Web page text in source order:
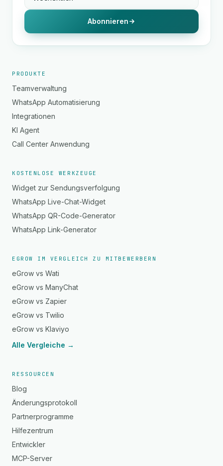
Abonnieren
PRODUKTE
Teamverwaltung
WhatsApp Automatisierung
Integrationen
KI Agent
Call Center Anwendung
KOSTENLOSE WERKZEUGE
Widget zur Sendungsverfolgung
WhatsApp Live-Chat-Widget
WhatsApp QR-Code-Generator
WhatsApp Link-Generator
EGROW IM VERGLEICH ZU MITBEWERBERN
eGrow vs Wati
eGrow vs ManyChat
eGrow vs Zapier
eGrow vs Twilio
eGrow vs Klaviyo
Alle Vergleiche →
RESSOURCEN
Blog
Änderungsprotokoll
Partnerprogramme
Hilfezentrum
Entwickler
MCP-Server